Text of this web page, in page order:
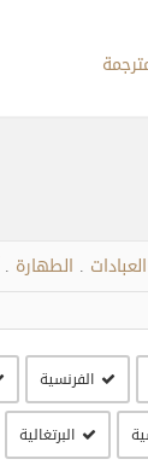
الطهارة
الفرنسية
البرتغالية